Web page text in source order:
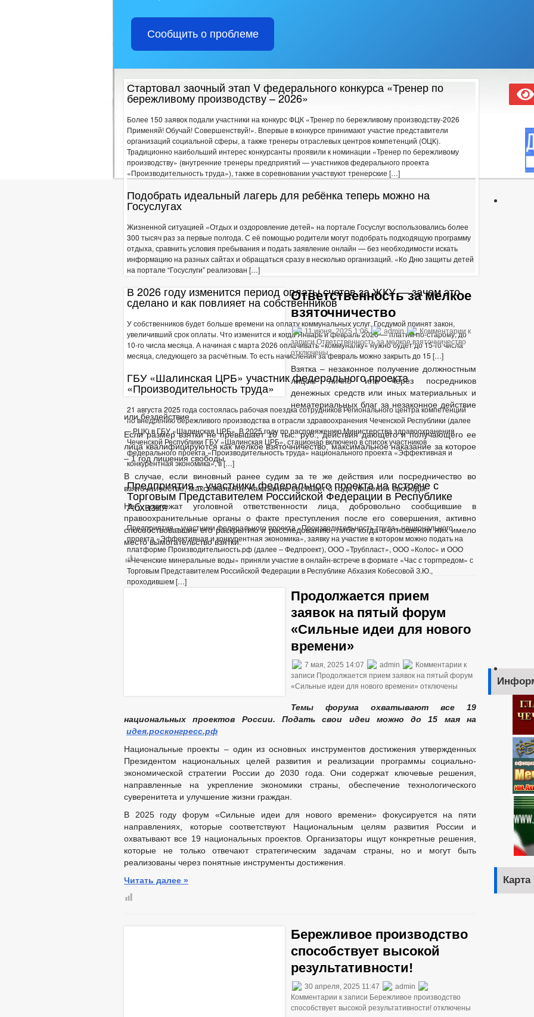
ФИНАНСОВО-ЭКОНОМИЧЕСКОЕ СОСТОЯНИЕ СУБЪЕКТОВ
РЕЕСТР МУНИЦИПАЛЬНОГО ИМУЩЕСТВА
ИНФОРМАЦИЯ О РЕЗУЛЬТАТАХ ПРОВЕРОК
ГО И ЧС _
СОВЕТ ДЕПУТАТОВ
ДЕПУТАТЫ ГРАФИК ПРИЁМА ГРАЖДАН
СВЕДЕНИЯ О ДОХОДАХ
ПОЛНОМОЧИЯ, СТРУКТУРА, ЗАДАЧИ И ФУНКЦИИ
ПРОТИВОДЕЙСТВИЕ КОРРУПЦИИ
НПА ИНЫЕ АКТЫ В СФЕРЕ ПРОТИВОДЕЙСТВИЯ КОРРУПЦИИ
МЕТОДИЧЕСКИЕ МАТЕРИАЛЫ
ФОРМЫ ДОКУМЕНТОВ, СВЯЗАННЫХ С ПРОТИВОДЕЙСТВИЕМ КОРРУПЦИИ, ДЛЯ
СВЕДЕНИЯ О ДОХОДАХ, РАСХОДАХ, ОБ ИМУЩЕСТВЕ И ОБЯЗАТЕЛЬСТВАХ ИМУЩЕСТВЕННОГО ХАРАКТЕРА
КОМИССИЯ ПО СОБЛЮДЕНИЮ ТРЕБОВАНИЙ К СЛУЖЕБНОМУ ПОВЕДЕНИЮ И УРЕГУЛИРОВАНИЮ КОНФЛИКТА
ОБРАТНАЯ СВЯЗЬ ДЛЯ СООБЩЕНИЙ О ФАКТАХ КОРРУПЦИИ
ПРАВОВЫЕ АКТЫ
УСТАВ РЕШЕНИЯ ПРОЕКТЫ К ОБСУЖДЕНИЮ
ПОРЯДОК
ПУБЛИЧНЫЕ СЛУШАНИЯ
ФЕДЕРАЛЬНЫЕ ЗАКОНЫ РЕГИОНАЛЬНЫЕ ЗАКОНЫ
БЮДЖЕТ
БЮДЖЕТ ПО ГОДАМ
ОТЧЕТ ОБ ИСПОЛНЕНИИ БЮДЖЕТА
_
МУНИЦИПАЛЬНЫЕ УСЛУГИ
СТАНДАРТЫ МУНИЦИПАЛЬНЫХ УСЛУГ
ЕДИНЫЙ ПОРТАЛ ГОСУДАРСТВЕННЫХ И МУНИЦИПАЛЬНЫХ УСЛУГ
ОБРАЩЕНИЕ К ГЛАВЕ ИНТЕРНЕТ ПРИЕМНАЯ
ОБЗОРЫ ОБРАЩЕНИЙ ГРАЖДАН
ФОРМА ОБРАЩЕНИЙ И ЗАЯВЛЕНИЙ
РЕГЛАМЕНТ РАССМОТРЕНИЯ ОБРАЩЕНИЙ
Сообщить о проблеме
Стартовал заочный этап V федерального конкурса «Тренер по
бережливому производству – 2026»
Более 150 заявок подали участники на конкурс ФЦК «Тренер по бережливому производству-2026
Применяй! Обучай! Совершенствуй!». Впервые в конкурсе принимают участие представители
организаций социальной сферы, а также тренеры отраслевых центров компетенций (ОЦК).
Традиционно наибольший интерес конкурсанты проявили к номинации «Тренер по бережливому
производству» (внутренние тренеры предприятий — участников федерального проекта
«Производительность труда»), также в соревновании участвуют тренерские […]
Подобрать идеальный лагерь для ребёнка теперь можно на
Госуслугах
Жизненной ситуацией «Отдых и оздоровление детей» на портале Госуслуг воспользовались более
300 тысяч раз за первые полгода. С её помощью родители могут подобрать подходящую программу
отдыха, сравнить условия пребывания и подать заявление онлайн — без необходимости искать
информацию на разных сайтах и обращаться сразу в несколько организаций. «Ко Дню защиты детей
на портале “Госуслуги” реализован […]
В 2026 году изменится период оплаты счетов за ЖКУ — зачем это
сделано и как повлияет на собственников
У собственников будет больше времени на оплату коммунальных услуг. Госдумой принят закон,
увеличивший срок оплаты. Что изменится и когда Январь и февраль 2026 — платим по-старому, до
10-го числа месяца. А начиная с марта 2026 оплачивать «коммуналку» нужно будет до 15-го числа
месяца, следующего за расчётным. То есть начисления за февраль можно закрыть до 15 […]
ГБУ «Шалинская ЦРБ» участник федерального проекта
«Производительность труда»
21 августа 2025 года состоялась рабочая поездка сотрудников Регионального центра компетенций
по внедрению бережливого производства в отрасли здравоохранения Чеченской Республики (далее
– РЦК) в ГБУ «Шалинская ЦРБ». В 2025 году по распоряжению Министерства здравоохранения
Чеченской Республики ГБУ «Шалинская ЦРБ», стационар включено в список участников
федерального проекта «Производительность труда» национального проекта «Эффективная и
конкурентная экономика», в […]
Предприятия – участники федерального проекта на встрече с
Торговым Представителем Российской Федерации в Республике
Абхазия
Предприятия – участники федерального проекта «Производительность труда» национального
проекта «Эффективная и конкурентная экономика», заявку на участие в котором можно подать на
платформе Производительность.рф (далее – Федпроект), ООО «Трубпласт», ООО «Колос» и ООО
«Чеченские минеральные воды» приняли участие в онлайн-встрече в формате «Час с торгпредом» с
Торговым Представителем Российской Федерации в Республике Абхазия Кобесовой З.Ю.,
проходившем […]
Ответственность за мелкое
взяточничество
11 июня, 2025 1:06 admin Комментарии к
записи Ответственность за мелкое взяточничество
отключены
Взятка – незаконное получение должностным
лицом лично или через посредников
денежных средств или иных материальных и
нематериальных благ за незаконное действие
или бездействие.
Если размер взятки не превышает 10 тыс. руб., действия дающего и получающего ее
лица квалифицируются как мелкое взяточничество, максимальное наказание за которое
– 1 год лишения свободы.
В случае, если виновный ранее судим за те же действия или посредничество во
взяточничестве, максимальное наказание составит 3 года лишения свободы.
Не подлежат уголовной ответственности лица, добровольно сообщившие в
правоохранительные органы о факте преступления после его совершения, активно
способствовавшие его раскрытию и расследованию, либо когда в отношении них имело
место вымогательство взятки.
Продолжается прием
заявок на пятый форум
«Сильные идеи для нового
времени»
7 мая, 2025 14:07 admin Комментарии к
записи Продолжается прием заявок на пятый форум
«Сильные идеи для нового времени» отключены
Темы форума охватывают все 19
национальных проектов России. Подать свои идеи можно до 15 мая на
идея.росконгресс.рф
Национальные проекты – один из основных инструментов достижения утвержденных
Президентом национальных целей развития и реализации программы социально-
экономической стратегии России до 2030 года. Они содержат ключевые решения,
направленные на укрепление экономики страны, обеспечение технологического
суверенитета и улучшение жизни граждан.
В 2025 году форум «Сильные идеи для нового времени» фокусируется на пяти
направлениях, которые соответствуют Национальным целям развития России и
охватывают все 19 национальных проектов. Организаторы ищут конкретные решения,
которые не только отвечают стратегическим задачам страны, но и могут быть
реализованы через понятные инструменты достижения.
Читать далее »
Бережливое производство
способствует высокой
результативности!
30 апреля, 2025 11:47
admin
Комментарии к записи Бережливое производство
способствует высокой результативности! отключены